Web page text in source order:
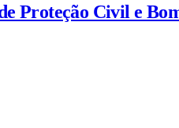
Proteção Civil e